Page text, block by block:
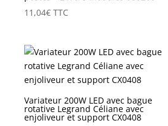
11,04€ TTC
Variateur 200W LED avec bague
rotative Legrand Céliane avec
enjoliveur et support CX0408